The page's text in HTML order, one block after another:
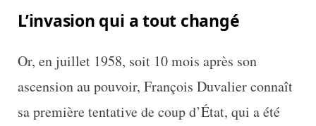
L’invasion qui a tout changé
Or, en juillet 1958, soit 10 mois après son
ascension au pouvoir, François Duvalier connaît
sa première tentative de coup d’État, qui a été